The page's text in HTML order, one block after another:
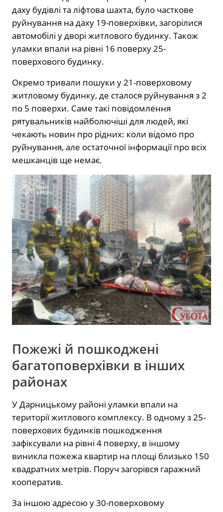
даху будівлі та ліфтова шахта, було часткове
руйнування на даху 19-поверхівки, загорілися
автомобілі у дворі житлового будинку. Також
уламки впали на рівні 16 поверху 25-
поверхового будинку.
Окремо тривали пошуки у 21-поверховому
житловому будинку, де сталося руйнування з 2
по 5 поверхи. Саме такі повідомлення
рятувальників найболючіші для людей, які
чекають новин про рідних: коли відомо про
руйнування, але остаточної інформації про всіх
мешканців ще немає.
Пожежі й пошкоджені
багатоповерхівки в інших
районах
У Дарницькому районі уламки впали на
території житлового комплексу. В одному з 25-
поверхових будинків пошкодження
зафіксували на рівні 4 поверху, в іншому
виникла пожежа квартир на площі близько 150
квадратних метрів. Поруч загорівся гаражний
кооператив.
За іншою адресою у 30-поверховому